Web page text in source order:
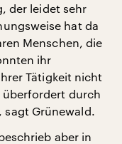
der leidet sehr
hat da
Menschen, die
ihr
Tätigkeit nicht
überfordert durch
sagt Grünewald.
aber in